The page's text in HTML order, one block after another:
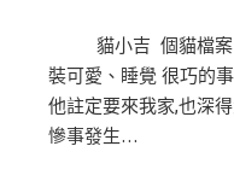
貓小吉 個貓檔案：
裝可愛、睡覺 很巧的
他註定要來我家,也深
慘事發生…